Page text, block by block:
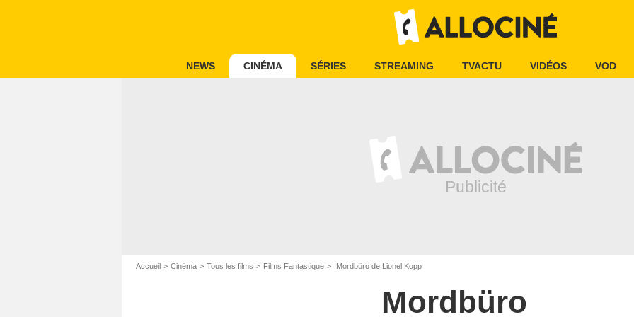
NEWS CINÉMA SÉRIES STREAMING TVACTU VIDÉOS VOD
Accueil Cinéma Tous les films Films Fantastique Mordbüro de Lionel Kopp
Mordbüro